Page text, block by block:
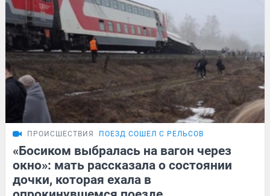
ПРОИСШЕСТВИЯ ПОЕЗД СОШЕЛ С РЕЛЬСОВ
«Босиком выбралась на вагон через
окно»: мать рассказала о состоянии
дочки, которая ехала в